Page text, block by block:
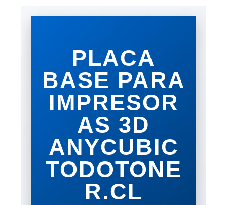
PLACA
BASE PARA
IMPRESOR
AS 3D
ANYCUBIC
TODOTONE
R.CL